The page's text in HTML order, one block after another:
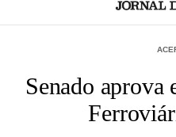
Senado aprova